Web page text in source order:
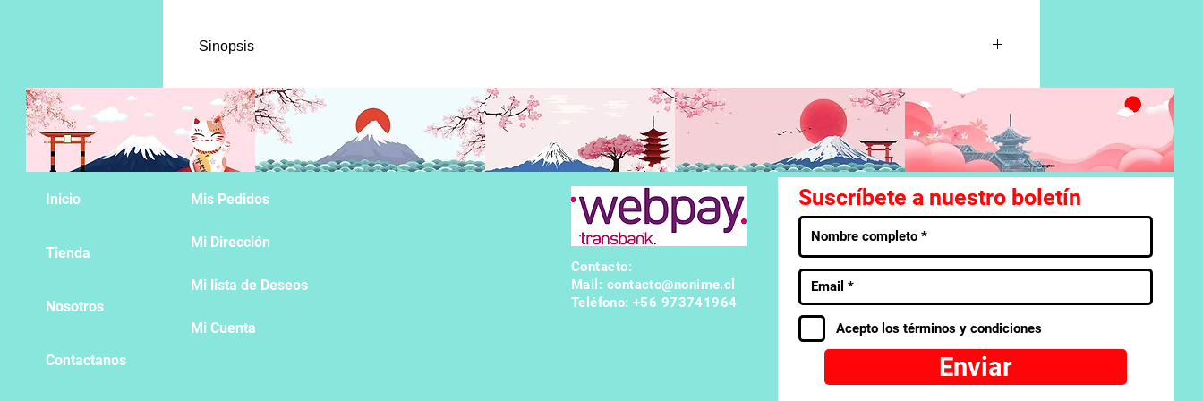
Sinopsis
a ocho poseedores del Adora Burst. ¿Podrán los bomberos proteger a Inka, el quinto pilar? Shinra y los demás salen del
imperio para investigar al Pastor y se aventuran en tierras desconocidas... Lo que alberga el arduo continente de fuego es el
mayor secreto del imperio... ¡Se revela la oscuridad para salvar el mundo! ¡Empieza la saga del nuevo continente!
Inicio
Tienda
Nosotros
Contactanos
Mis Pedidos
Mi Dirección
Mi lista de Deseos
Mi Cuenta
Contacto:
Mail: contacto@nonime.cl
Teléfono: +56 973741964
Suscríbete a nuestro boletín
Acepto los términos y condiciones
Enviar